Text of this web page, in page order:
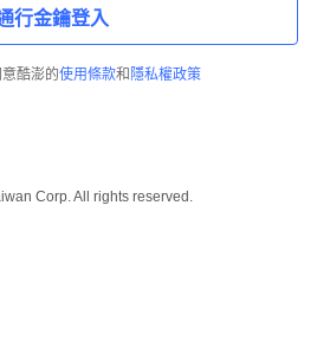
行金鑰登入
酷澎的使用條款和 隱私權政策
Corp. All rights reserved.